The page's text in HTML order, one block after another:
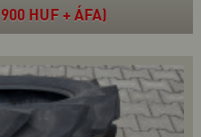
HUF + ÁFA)